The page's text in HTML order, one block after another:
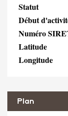
Statut
Début
Numéro
Latitude
Longitude
Plan